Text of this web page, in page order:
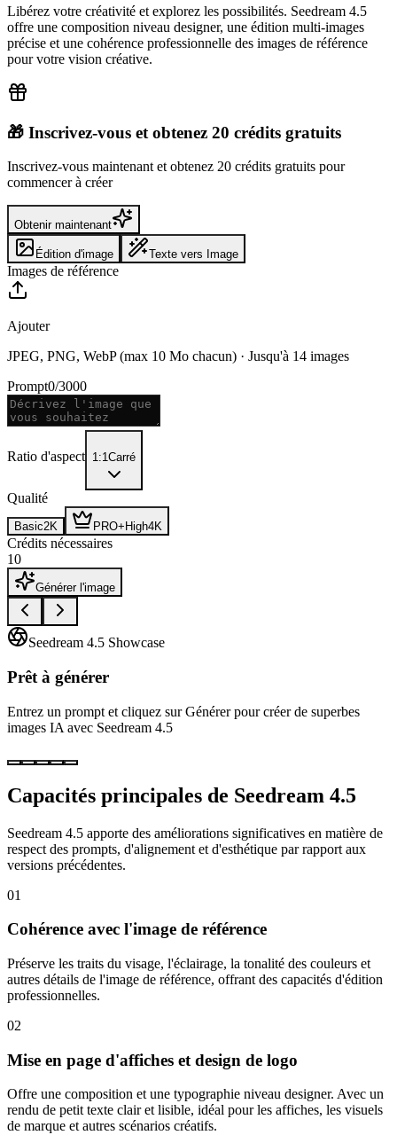
Libérez votre créativité et explorez les possibilités. Seedream 4.5
offre une composition niveau designer, une édition multi-images
précise et une cohérence professionnelle des images de référence
pour votre vision créative.
🎁 Inscrivez-vous et obtenez 20 crédits gratuits
Inscrivez-vous maintenant et obtenez 20 crédits gratuits pour
commencer à créer
Obtenir maintenant
Édition d'image Texte vers Image
Images de référence
Ajouter
JPEG, PNG, WebP (max 10 Mo chacun) · Jusqu'à 14 images
Prompt0/3000
Ratio d'aspect 1:1Carré
Qualité
Basic2K PRO+ High4K
Crédits nécessaires
10
Générer l'image
Seedream 4.5 Showcase
Prêt à générer
Entrez un prompt et cliquez sur Générer pour créer de superbes
images IA avec Seedream 4.5
Capacités principales de Seedream 4.5
Seedream 4.5 apporte des améliorations significatives en matière de
respect des prompts, d'alignement et d'esthétique par rapport aux
versions précédentes.
01
Cohérence avec l'image de référence
Préserve les traits du visage, l'éclairage, la tonalité des couleurs et
autres détails de l'image de référence, offrant des capacités d'édition
professionnelles.
02
Mise en page d'affiches et design de logo
Offre une composition et une typographie niveau designer. Avec un
rendu de petit texte clair et lisible, idéal pour les affiches, les visuels
de marque et autres scénarios créatifs.